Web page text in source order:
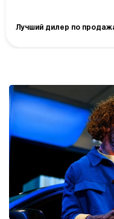
Лучший дилер по